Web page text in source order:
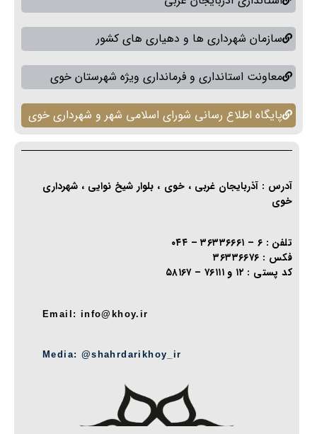
سازمان شهرداری ها و دهیاری های کشور
معاونت استانداری و فرمانداری ویژه شهرستان خوی
پایگاه اطلاع رسانی شورای اسلامی شهر و شهرداری خوی
آدرس : آذربایجان غربی ، خوی ، بلوار شیخ نوایی ، شهرداری
خوی
تلفن : ۶ – ۳۶۳۳۶۶۶۱ – ۰۴۴
فکس : ۳۶۳۳۶۶۷۶
کد پستی : ۱۲ و ۷۶۱۱۱ – ۵۸۱۶۷